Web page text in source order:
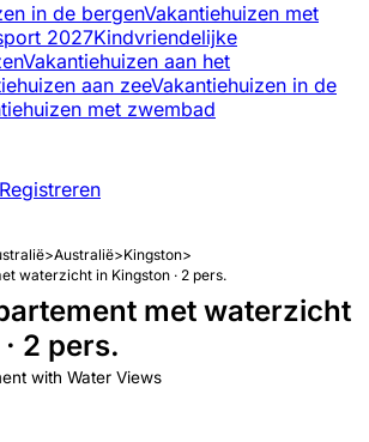
in de bergenVakantiehuizen met
2027Kindvriendelijke
Vakantiehuizen aan het
aan zeeVakantiehuizen in de
met zwembad
Registreren
>Australië>Kingston>
waterzicht in Kingston · 2 pers.
met waterzicht
2 pers.
with Water Views